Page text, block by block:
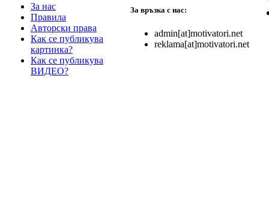
За нас
Правила
Авторски права
Как се публикува
картинка?
Как се публикува
ВИДЕО?
За връзка с нас:
admin[at]motivatori.net
reklama[at]motivatori.net